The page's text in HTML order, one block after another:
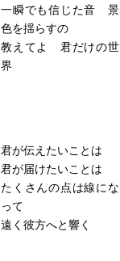
一瞬でも信じた音 景
色を揺らすの
教えてよ 君だけの世
界
君が伝えたいことは
君が届けたいことは
たくさんの点は線にな
って
遠く彼方へと響く